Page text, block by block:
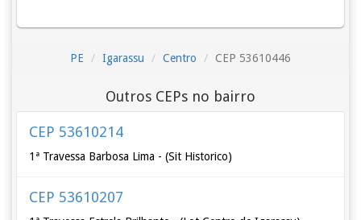
PE Igarassu Centro CEP 53610446
Outros CEPs no bairro
CEP 53610214
1ª Travessa Barbosa Lima - (Sit Historico)
CEP 53610207